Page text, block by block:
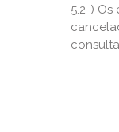
5.2-)